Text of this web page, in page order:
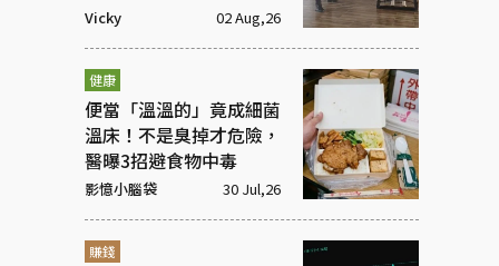
Vicky 02 Aug,26
健康
便當「溫溫的」竟成細菌
溫床！不是臭掉才危險，
醫曝3招避食物中毒
影憶小腦袋 30 Jul,26
賺錢